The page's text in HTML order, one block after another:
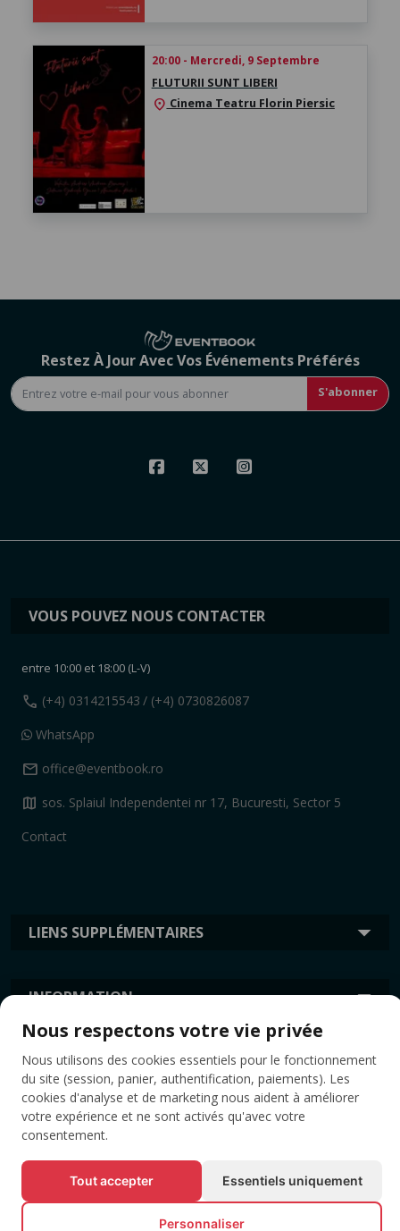
20:00 - Mercredi, 9 Septembre
FLUTURII SUNT LIBERI
location_on Cinema Teatru Florin Piersic
Restez À Jour Avec Vos Événements Préférés
S'abonner
LIENS SUPPLÉMENTAIRES
INFORMATION
VOUS POUVEZ NOUS CONTACTER
entre 10:00 et 18:00 (L-V)
call (+4) 0314215543 / (+4) 0730826087
WhatsApp
mail office@eventbook.ro
map sos. Splaiul Independentei nr 17, Bucuresti, Sector 5
Contact
ÉTIQUETTES
Nous respectons votre vie privée
Nous utilisons des cookies essentiels pour le fonctionnement
du site (session, panier, authentification, paiements). Les
cookies d'analyse et de marketing nous aident à améliorer
votre expérience et ne sont activés qu'avec votre
consentement.
Tout accepter Essentiels uniquement
Personnaliser